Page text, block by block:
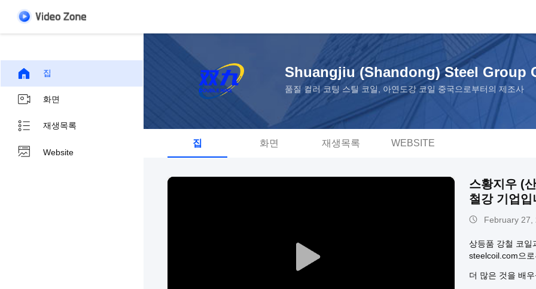
집
화면
재생목록
Website
Shuangjiu (Shandong) Steel Group
품질 컬러 코팅 스틸 코일, 아연도강 코일 중국으로부터의 제조사
집 화면 재생목록 WEBSITE
스황지우 (
철강 기업입
February 27,
상등품 강철 코일
steelcoil.com으
더 많은 것을 배